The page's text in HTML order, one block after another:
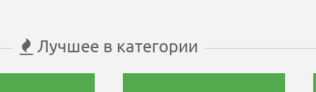
Лучшее в категории